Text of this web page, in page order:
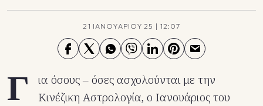
21 ΙΑΝΟΥΑΡΙΟΥ 25 | 12:07
Γ
ια όσους – όσες ασχολούνται με την
Κινέζικη Αστρολογία, ο Ιανουάριος του